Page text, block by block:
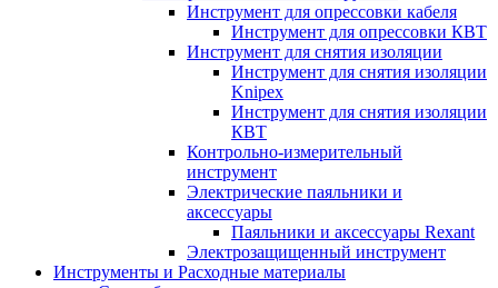
Инструмент для опрессовки кабеля
Инструмент для опрессовки КВТ
Инструмент для снятия изоляции
Инструмент для снятия изоляции
Knipex
Инструмент для снятия изоляции
КВТ
Контрольно-измерительный
инструмент
Электрические паяльники и
аксессуары
Паяльники и аксессуары Rexant
Электрозащищенный инструмент
Инструменты и Расходные материалы